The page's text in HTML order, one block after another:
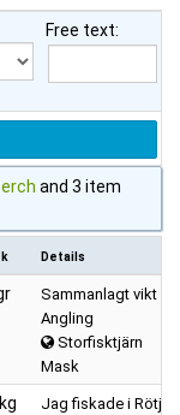
Free text:
and 3 item
Details
Sammanlagt vikt
Angling
Storfisktjärn
Mask
Jag fiskade i